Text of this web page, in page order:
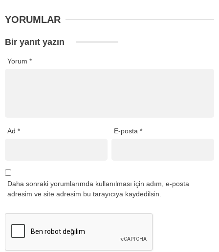
YORUMLAR
Bir yanıt yazın
Yorum *
Ad * E-posta*
Daha sonraki yorumlarımda kullanılması için adım, e-posta
adresim ve site adresim bu tarayıcıya kaydedilsin.